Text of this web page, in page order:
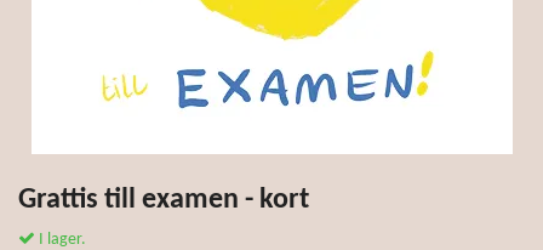
Grattis till examen - kort
I lager.